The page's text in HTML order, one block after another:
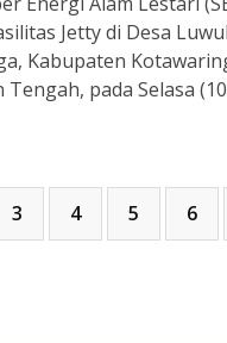
Jetty di Desa
Kabupaten
pada Selasa
3 4 5 6